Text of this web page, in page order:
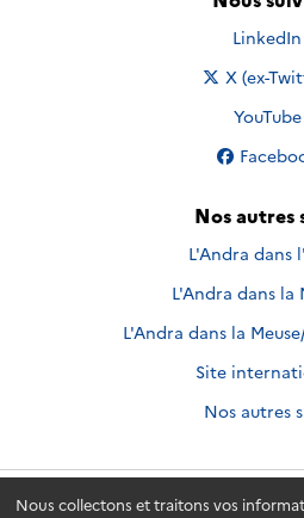
Nous collectons et traitons vos
Nous
LinkedIn
Nous
X (ex-
Nous
YouTube
Nous
Nos autres
L'Andra dans
L'Andra dans la
L'Andra dans la
Site
Nos autres
Andra.fr © 2026 - Andra.